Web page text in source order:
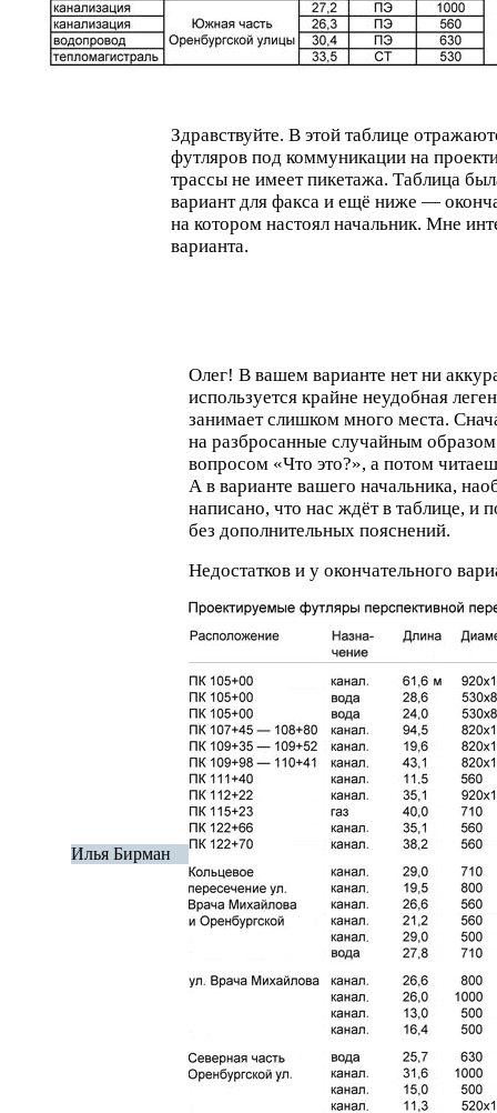
Здравствуйте. В этой таблице
футляров под коммуникации на
трассы не имеет пикетажа. Таблица
вариант для факса и ещё ниже —
на котором настоял начальник. Мне
варианта.
Илья Бирман
Олег! В вашем варианте нет ни
используется крайне неудобная
занимает слишком много места.
на разбросанные случайным
вопросом «Что это?», а потом
А в варианте вашего начальника,
написано, что нас ждёт в таблице, и
без дополнительных пояснений.
Недостатков и у окончательного